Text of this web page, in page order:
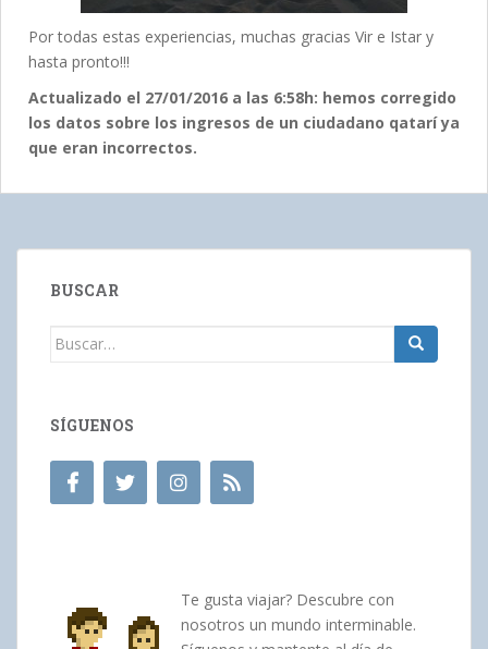
Por todas estas experiencias, muchas gracias Vir e Istar y
hasta pronto!!!
Actualizado el 27/01/2016 a las 6:58h: hemos corregido
los datos sobre los ingresos de un ciudadano qatarí ya
que eran incorrectos.
BUSCAR
Buscar:
SÍGUENOS
Te gusta viajar? Descubre con
nosotros un mundo interminable.